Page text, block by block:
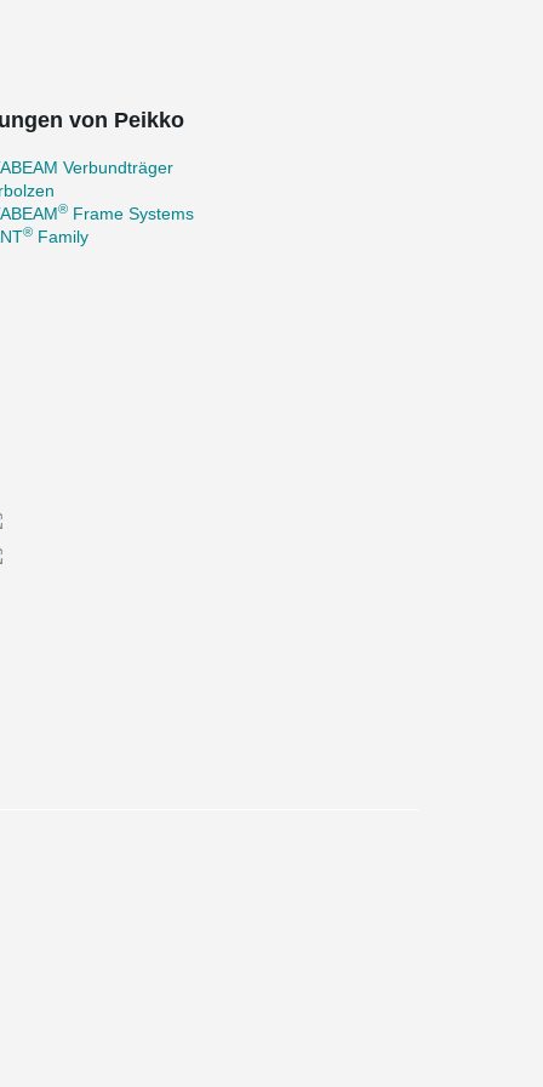
von Peikko
Verbundträger
® Frame Systems
® Family